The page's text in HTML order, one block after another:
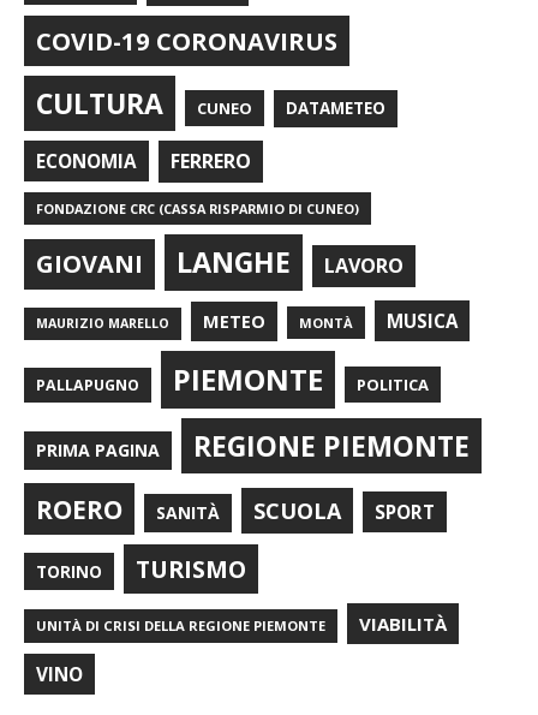
COVID-19 CORONAVIRUS
CULTURA CUNEO DATAMETEO
ECONOMIA FERRERO
FONDAZIONE CRC (CASSA RISPARMIO DI CUNEO)
GIOVANI LANGHE LAVORO
MAURIZIO MARELLO METEO MONTÀ MUSICA
PALLAPUGNO PIEMONTE POLITICA
PRIMA PAGINA REGIONE PIEMONTE
ROERO SANITÀ SCUOLA SPORT
TORINO TURISMO
UNITÀ DI CRISI DELLA REGIONE PIEMONTE VIABILITÀ
VINO